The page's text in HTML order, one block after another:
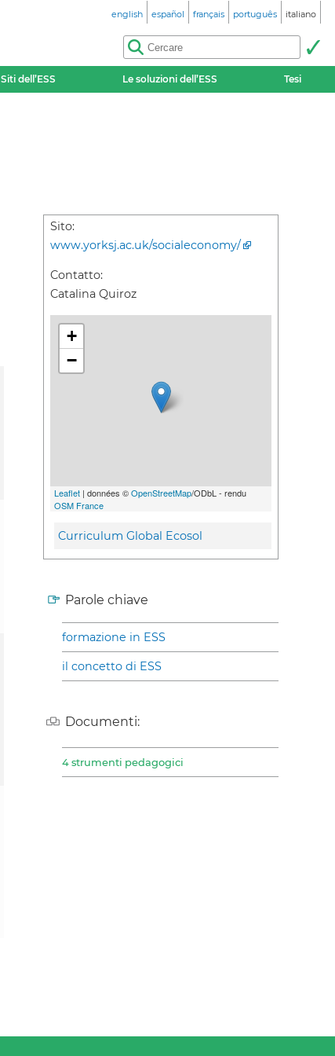
english español français português italiano
Siti dell’ESS Le soluzioni dell’ESS Tesi
Sito:
www.yorksj.ac.uk/socialeconomy/
Contatto:
Catalina Quiroz
+
−
Leaflet | données ©OpenStreetMap/ODbL - rendu
OSM France
Curriculum Global Ecosol
Parole chiave
formazione in ESS
il concetto di ESS
Documenti:
4 strumenti pedagogici